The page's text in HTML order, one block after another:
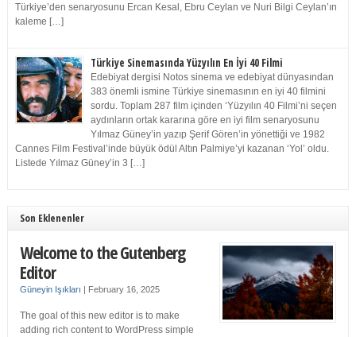
Türkiye’den senaryosunu Ercan Kesal, Ebru Ceylan ve Nuri Bilgi Ceylan’ın
kaleme […]
Türkiye Sinemasında Yüzyılın En İyi 40 Filmi
Edebiyat dergisi Notos sinema ve edebiyat dünyasından
383 önemli ismine Türkiye sinemasının en iyi 40 filmini
sordu. Toplam 287 film içinden ‘Yüzyılın 40 Filmi’ni seçen
aydınların ortak kararına göre en iyi film senaryosunu
Yılmaz Güney’in yazıp Şerif Gören’in yönettiği ve 1982
Cannes Film Festival’inde büyük ödül Altın Palmiye’yi kazanan ‘Yol’ oldu.
Listede Yılmaz Güney’in 3 […]
Son Eklenenler
Welcome to the Gutenberg
Editor
Güneyin Işıkları | February 16, 2025
The goal of this new editor is to make
adding rich content to WordPress simple